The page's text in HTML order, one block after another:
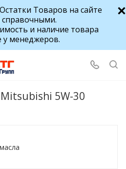
Товаров на сайте
справочными.
и наличие товара
у менеджеров.
5W-30